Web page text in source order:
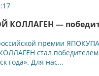
КОЛЛАГЕН —
премии
стал
года». Для нас...